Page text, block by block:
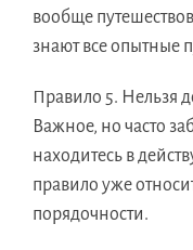
вообще
знают все опытные
Правило 5. Нельзя
Важное, но часто
находитесь в
правило уже
порядочности.